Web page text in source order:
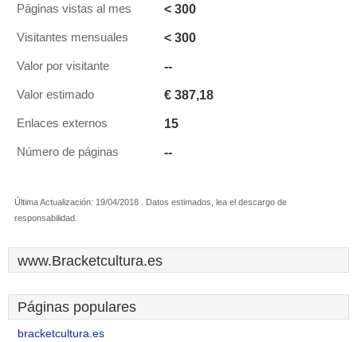
Páginas vistas al mes < 300
Visitantes mensuales < 300
Valor por visitante --
Valor estimado € 387,18
Enlaces externos 15
Número de páginas --
Última Actualización: 19/04/2018 . Datos estimados, lea el descargo de
responsabilidad.
www.Bracketcultura.es
Páginas populares
bracketcultura.es